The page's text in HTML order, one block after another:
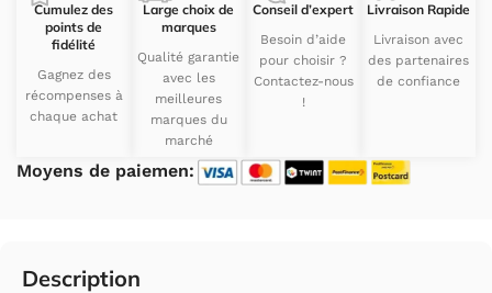
Cumulez des
points de
fidélité
Gagnez des
récompenses à
chaque achat
Large choix de
marques
Qualité garantie
avec les
meilleures
marques du
marché
Conseil d’expert
Besoin d’aide
pour choisir ?
Contactez-nous
!
Livraison Rapide
Livraison avec
des partenaires
de confiance
Moyens de paiemen:
Description